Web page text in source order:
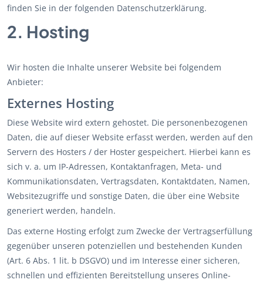
finden Sie in der folgenden Datenschutzerklärung.
2. Hosting
Wir hosten die Inhalte unserer Website bei folgendem
Anbieter:
Externes Hosting
Diese Website wird extern gehostet. Die personenbezogenen
Daten, die auf dieser Website erfasst werden, werden auf den
Servern des Hosters / der Hoster gespeichert. Hierbei kann es
sich v. a. um IP-Adressen, Kontaktanfragen, Meta- und
Kommunikationsdaten, Vertragsdaten, Kontaktdaten, Namen,
Websitezugriffe und sonstige Daten, die über eine Website
generiert werden, handeln.
Das externe Hosting erfolgt zum Zwecke der Vertragserfüllung
gegenüber unseren potenziellen und bestehenden Kunden
(Art. 6 Abs. 1 lit. b DSGVO) und im Interesse einer sicheren,
schnellen und effizienten Bereitstellung unseres Online-